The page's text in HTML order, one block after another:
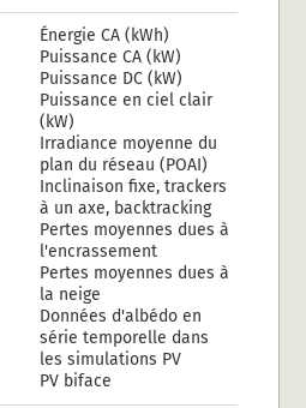
Énergie CA (kWh)
Puissance CA (kW)
Puissance DC (kW)
Puissance en ciel clair
(kW)
Irradiance moyenne du
plan du réseau (POAI)
Inclinaison fixe, trackers
à un axe, backtracking
Pertes moyennes dues à
l'encrassement
Pertes moyennes dues à
la neige
Données d'albédo en
série temporelle dans
les simulations PV
PV biface